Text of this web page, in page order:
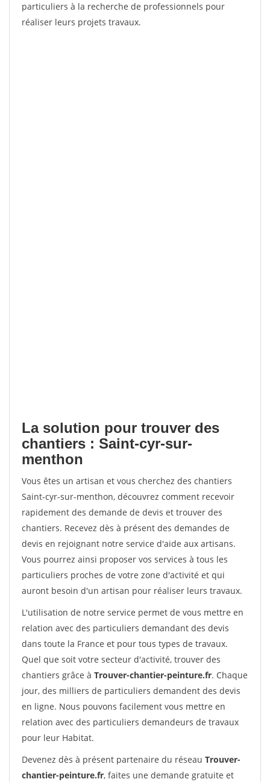
particuliers à la recherche de professionnels pour
réaliser leurs projets travaux.
La solution pour trouver des
chantiers : Saint-cyr-sur-
menthon
Vous êtes un artisan et vous cherchez des chantiers
Saint-cyr-sur-menthon, découvrez comment recevoir
rapidement des demande de devis et trouver des
chantiers. Recevez dès à présent des demandes de
devis en rejoignant notre service d'aide aux artisans.
Vous pourrez ainsi proposer vos services à tous les
particuliers proches de votre zone d'activité et qui
auront besoin d'un artisan pour réaliser leurs travaux.
L'utilisation de notre service permet de vous mettre en
relation avec des particuliers demandant des devis
dans toute la France et pour tous types de travaux.
Quel que soit votre secteur d'activité, trouver des
chantiers grâce à Trouver-chantier-peinture.fr. Chaque
jour, des milliers de particuliers demandent des devis
en ligne. Nous pouvons facilement vous mettre en
relation avec des particuliers demandeurs de travaux
pour leur Habitat.
Devenez dès à présent partenaire du réseau Trouver-
chantier-peinture.fr, faites une demande gratuite et